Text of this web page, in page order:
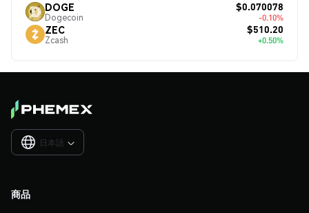
DOGE
Dogecoin
$0.070078
-0.10%
ZEC
Zcash
$510.20
+0.50%
日本語 
商品